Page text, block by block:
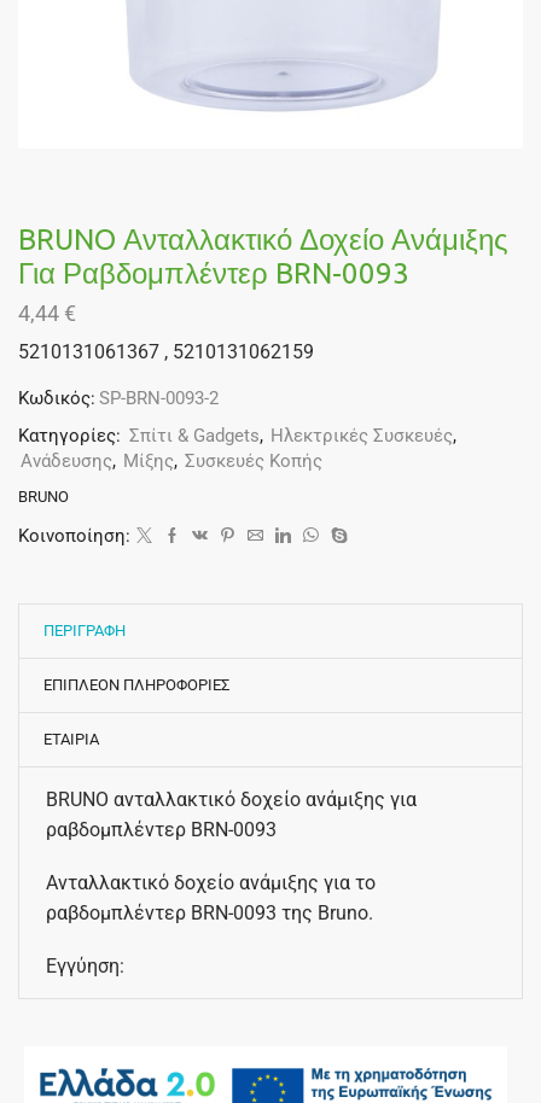
BRUNO Ανταλλακτικό Δοχείο Ανάμιξης
Για Ραβδομπλέντερ BRN-0093
4,44 €
5210131061367 , 5210131062159
Κωδικός: SP-BRN-0093-2
Κατηγορίες: Σπίτι & Gadgets, Ηλεκτρικές Συσκευές,
Ανάδευσης, Μίξης, Συσκευές Κοπής
BRUNO
Κοινοποίηση:
ΠΕΡΙΓΡΑΦΗ
ΕΠΙΠΛΕΟΝ ΠΛΗΡΟΦΟΡΙΕΣ
ΕΤΑΙΡΙΑ
BRUNO ανταλλακτικό δοχείο ανάμιξης για
ραβδομπλέντερ BRN-0093
Ανταλλακτικό δοχείο ανάμιξης για το
ραβδομπλέντερ BRN-0093 της Bruno.
Εγγύηση: